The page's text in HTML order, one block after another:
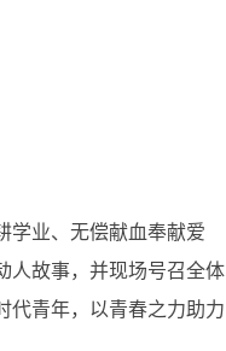
学业、无偿献血奉献爱
人故事，并现场号召全体
代青年，以青春之力助力